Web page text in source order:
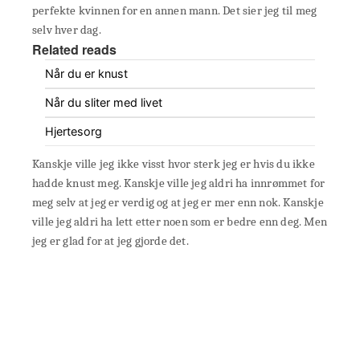
perfekte kvinnen for en annen mann. Det sier jeg til meg
selv hver dag.
Related reads
Når du er knust
Når du sliter med livet
Hjertesorg
Kanskje ville jeg ikke visst hvor sterk jeg er hvis du ikke
hadde knust meg. Kanskje ville jeg aldri ha innrømmet for
meg selv at jeg er verdig og at jeg er mer enn nok. Kanskje
ville jeg aldri ha lett etter noen som er bedre enn deg. Men
jeg er glad for at jeg gjorde det.